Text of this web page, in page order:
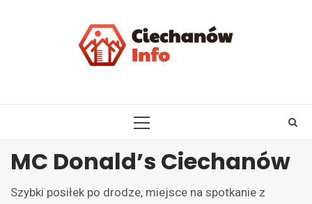
PRIMARY
MC Donald’s Ciechanów
Szybki posiłek po drodze, miejsce na spotkanie z